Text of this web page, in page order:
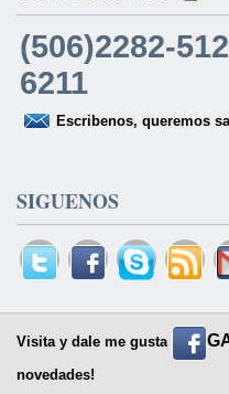
(506)2282-
6211
Escribenos, queremos
SIGUENOS
Visita y dale me gusta
novedades!